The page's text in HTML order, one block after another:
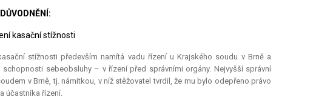
kasační stížnosti
stížnosti především namítá vadu řízení u Krajského soudu v Brně a
sebeobsluhy – v řízení před správními orgány. Nejvyšší správní
v Brně, tj. námitkou, v níž stěžovatel tvrdil, že mu bylo odepřeno právo
účastníka řízení.